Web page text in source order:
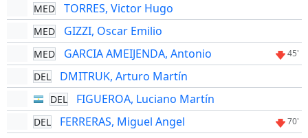
MED TORRES, Victor Hugo
MED GIZZI, Oscar Emilio
MED GARCIA AMEIJENDA, Antonio 45'
DEL DMITRUK, Arturo Martín
DEL FIGUEROA, Luciano Martín
DEL FERRERAS, Miguel Angel 70'